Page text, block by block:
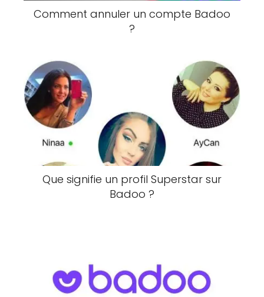
Comment annuler un compte Badoo
?
Que signifie un profil Superstar sur
Badoo ?